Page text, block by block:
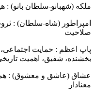
(شهبانو-سلطان بانو) :
(شاه-سلطان) :
اعظم : حمایت اجتماعی،
شفیق، اهمیت تاریخی،
(عاشق و معشوق) :